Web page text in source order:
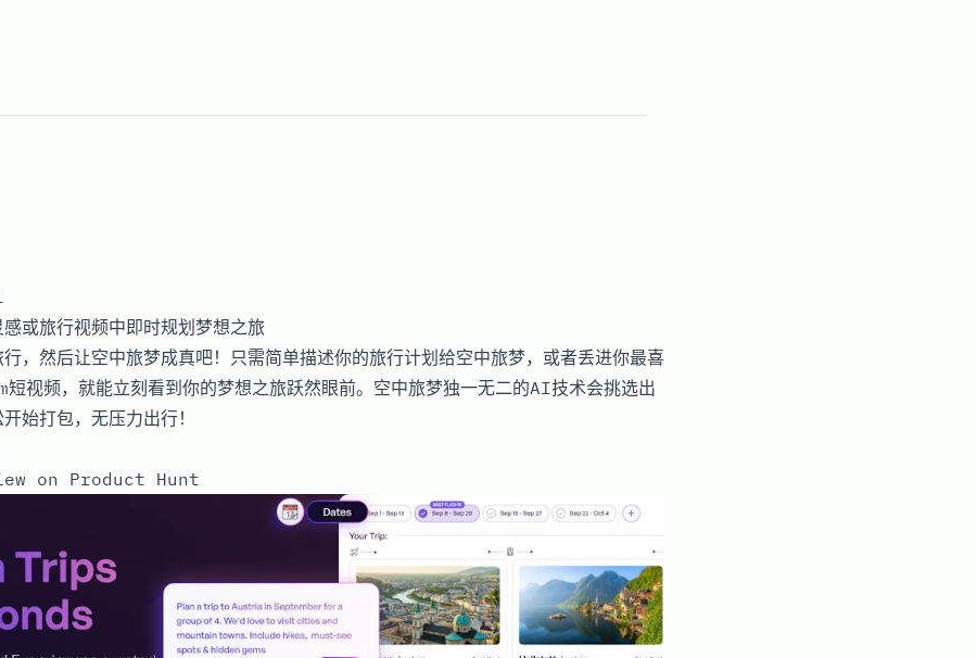
或旅行视频中即时规划梦想之旅
行，然后让空中旅梦成真吧！只需简单描述你的旅行计划给空中旅梦，或者丢进你最喜
频，就能立刻看到你的梦想之旅跃然眼前。空中旅梦独一无二的AI技术会挑选出
始打包，无压力出行！
on Product Hunt